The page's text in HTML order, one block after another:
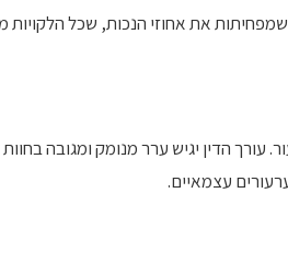
את אחוזי הנכות, שכל הלקויות
עורך הדין יגיש ערר מנומק ומגובה
עצמאיים.